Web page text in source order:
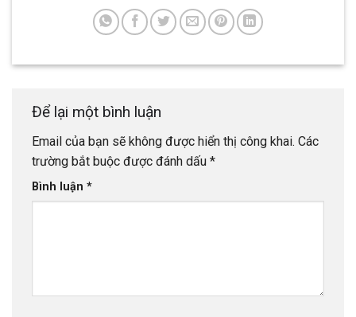
Để lại một bình luận
Email của bạn sẽ không được hiển thị công khai. Các
trường bắt buộc được đánh dấu *
Bình luận *